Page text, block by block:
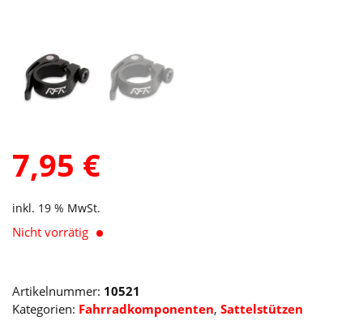
7,95 €
inkl. 19 % MwSt.
Nicht vorrätig
Artikelnummer: 10521
Kategorien: Fahrradkomponenten, Sattelstützen